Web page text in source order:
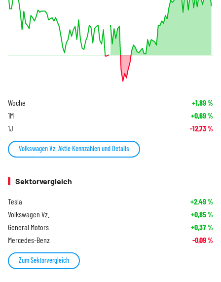
Woche +1,89%
1M +0,69%
1J -12,73%
Volkswagen Vz. Aktie Kennzahlen und Details
Sektorvergleich
Tesla +2,49%
Volkswagen Vz. +0,85%
General Motors +0,37%
Mercedes-Benz -0,09%
Zum Sektorvergleich